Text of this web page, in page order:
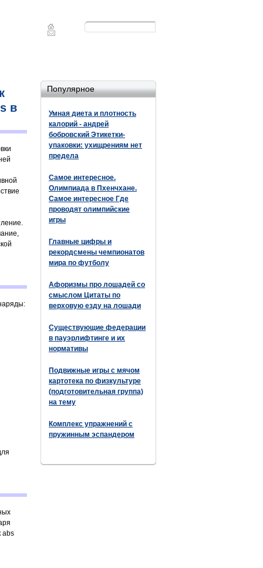
Форма
Поиск
Популярное
Умная диета и плотность
калорий - андрей
бобровский Этикетки-
упаковки: ухищрениям нет
предела
Самое интересное.
Олимпиада в Пхенчхане.
Самое интересное Где
проводят олимпийские
игры
Главные цифры и
рекордсмены чемпионатов
мира по футболу
Афоризмы про лошадей со
смыслом Цитаты по
верховую езду на лошади
Существующие федерации
в пауэрлифтинге и их
нормативы
Подвижные игры с мячом
картотека по физкультуре
(подготовительная группа)
на тему
Комплекс упражнений с
пружинным эспандером
в
abs